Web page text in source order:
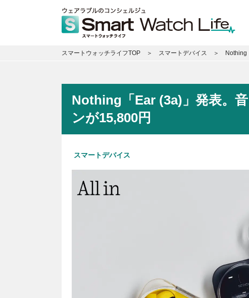
スマートウォッチライフTOP スマートデバイス Nothing
Nothing「Ear (3a)」発表。
ンが15,800円
スマートデバイス